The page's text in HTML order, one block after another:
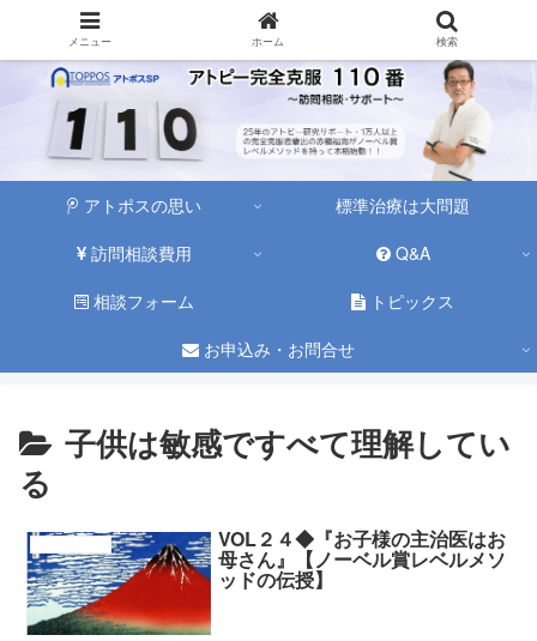
アトポスの思い
標準治療は大問題
訪問相談費用
Q&A
相談フォーム
トピックス
お申込み・お問合せ
子供は敏感ですべて理解してい
る
VOL２４◆『お子様の主治医はお
母さん』【ノーベル賞レベルメソ
ッドの伝授】
メニュー ホーム 検索